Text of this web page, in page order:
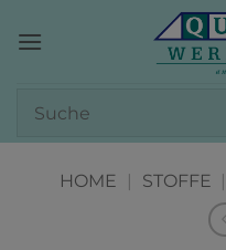
Inhalt
HOME | STOFFE |